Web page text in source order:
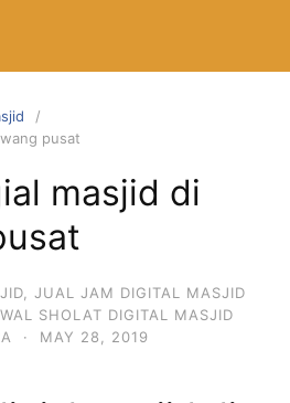
pusat
masjid di
JUAL JAM DIGITAL MASJID
SHOLAT DIGITAL MASJID
· MAY 28, 2019